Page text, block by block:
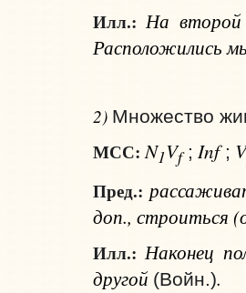
Илл.: На второй
Расположились
2) Множество
МСС: N1Vf; Inf; V
Пред.:
доп., строиться
Илл.: Наконец
другой (Войн.).